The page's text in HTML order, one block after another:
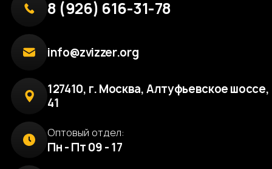
8 (926) 616-31-78
info@zvizzer.org
127410, г. Москва, Алтуфьевское шоссе,
41
Оптовый отдел:
Пн - Пт 09 - 17